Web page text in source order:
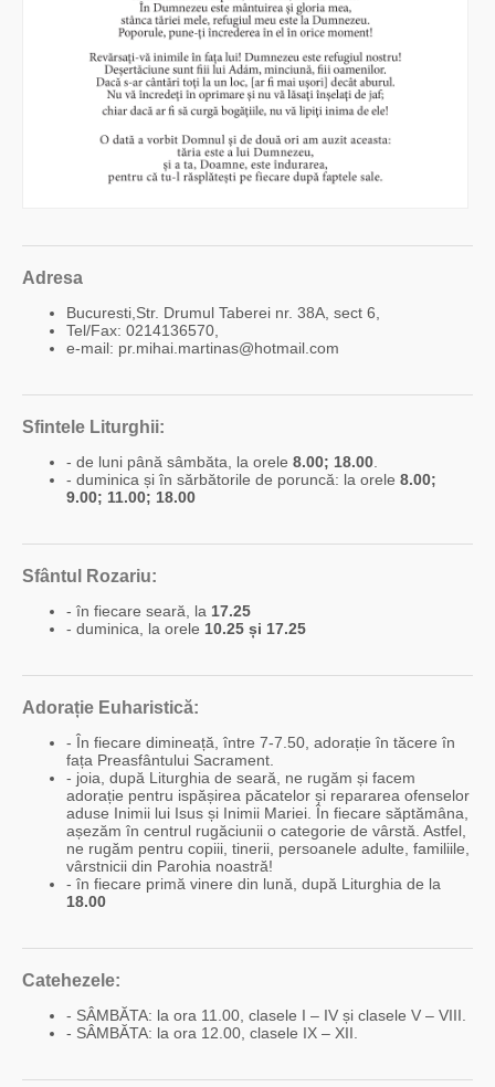
Adresa
Bucuresti,Str. Drumul Taberei nr. 38A, sect 6,
Tel/Fax: 0214136570,
e-mail: pr.mihai.martinas@hotmail.com
Sfintele Liturghii:
- de luni până sâmbăta, la orele 8.00; 18.00.
- duminica și în sărbătorile de poruncă: la orele 8.00;
9.00; 11.00; 18.00
Sfântul Rozariu:
- în fiecare seară, la 17.25
- duminica, la orele 10.25 și 17.25
Adorație Euharistică:
- În fiecare dimineață, între 7-7.50, adorație în tăcere în
fața Preasfântului Sacrament.
- joia, după Liturghia de seară, ne rugăm și facem
adorație pentru ispășirea păcatelor și repararea ofenselor
aduse Inimii lui Isus și Inimii Mariei. În fiecare săptămâna,
așezăm în centrul rugăciunii o categorie de vârstă. Astfel,
ne rugăm pentru copiii, tinerii, persoanele adulte, familiile,
vârstnicii din Parohia noastră!
- în fiecare primă vinere din lună, după Liturghia de la
18.00
Catehezele:
- SÂMBĂTA: la ora 11.00, clasele I – IV și clasele V – VIII.
- SÂMBĂTA: la ora 12.00, clasele IX – XII.